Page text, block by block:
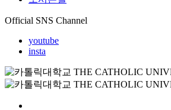
Official SNS Channel
youtube
insta